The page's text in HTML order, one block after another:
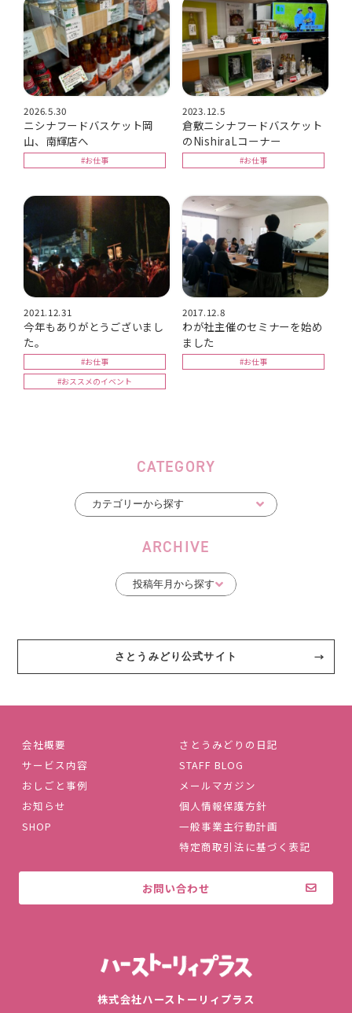
2026.5.30
ニシナフードバスケット岡
山、南輝店へ
#お仕事
2023.12.5
倉敷ニシナフードバスケット
のNishiraLコーナー
#お仕事
2021.12.31
今年もありがとうございまし
た。
#お仕事
#おススメのイベント
2017.12.8
わが社主催のセミナーを始め
ました
#お仕事
CATEGORY
ARCHIVE
さとうみどり公式サイト
会社概要
サービス内容
おしごと事例
お知らせ
SHOP
さとうみどりの日記
STAFF BLOG
メールマガジン
個人情報保護方針
一般事業主行動計画
特定商取引法に基づく表記
お問い合わせ
株式会社ハーストーリィプラス